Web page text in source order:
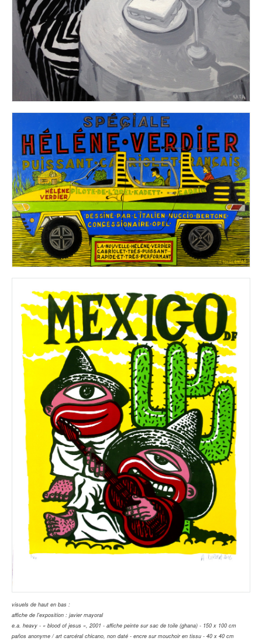
visuels de haut en bas :
affiche de l'exposition : javier mayoral
e.a. heavy - « blood of jesus », 2001 - affiche peinte sur sac de toile (ghana) - 150 x 100 cm
paños anonyme / art carcéral chicano, non daté - encre sur mouchoir en tissu - 40 x 40 cm